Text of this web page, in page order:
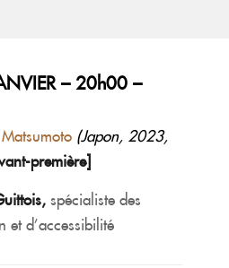
– 20h00 –
(Japon, 2023,
première]
spécialiste des
et d’accessibilité